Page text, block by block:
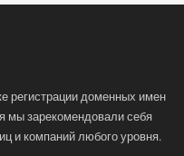
регистрации доменных имен
мы зарекомендовали себя
и компаний любого уровня.